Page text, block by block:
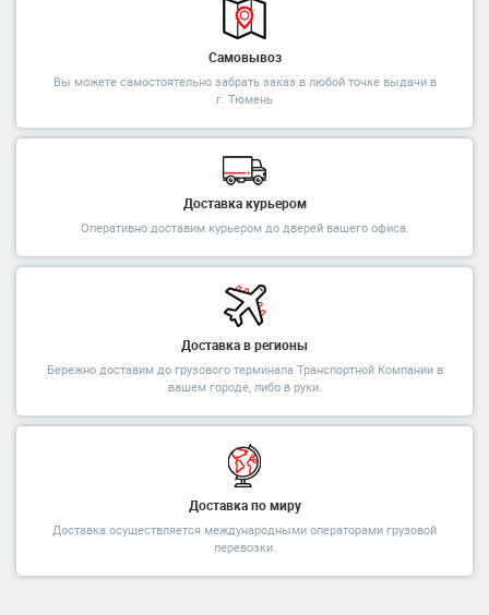
Самовывоз
Вы можете самостоятельно забрать заказ в любой точке выдачи в
г. Тюмень
Доставка курьером
Оперативно доставим курьером до дверей вашего офиса.
Доставка в регионы
Бережно доставим до грузового терминала Транспортной Компании в
вашем городе, либо в руки.
Доставка по миру
Доставка осуществляется международными операторами грузовой
перевозки.